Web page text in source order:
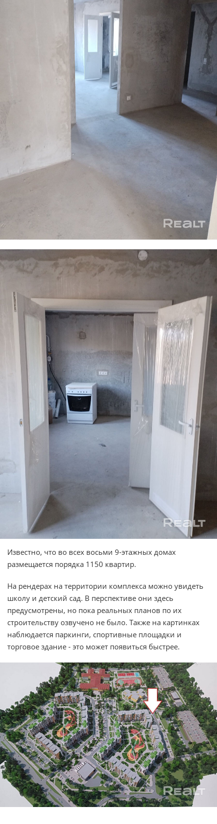
Известно, что во всех восьми 9-этажных домах
размещается порядка 1150 квартир.
На рендерах на территории комплекса можно увидеть
школу и детский сад. В перспективе они здесь
предусмотрены, но пока реальных планов по их
строительству озвучено не было. Также на картинках
наблюдается паркинги, спортивные площадки и
торговое здание - это может появиться быстрее.